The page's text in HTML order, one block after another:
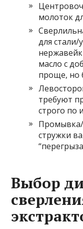
молоток
для стали/
масло с
проще, но
требуют
строго по
Промывка/
стружки
Выбор